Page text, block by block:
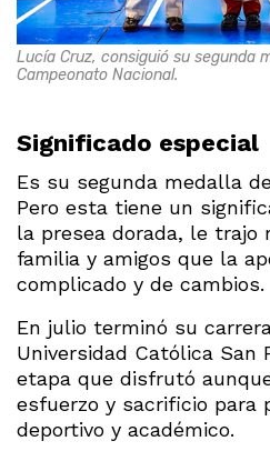
Lucía Cruz, consiguió su segunda
Campeonato Nacional.
Significado especial
Es su segunda medalla
Pero esta tiene un
la presea dorada, le trajo
familia y amigos que la
complicado y de cambios.
En julio terminó su
Universidad Católica San
etapa que disfrutó
esfuerzo y sacrificio para
deportivo y académico.